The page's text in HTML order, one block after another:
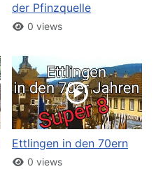
der Pfinzquelle
0 views
Ettlingen in den 70ern
0 views